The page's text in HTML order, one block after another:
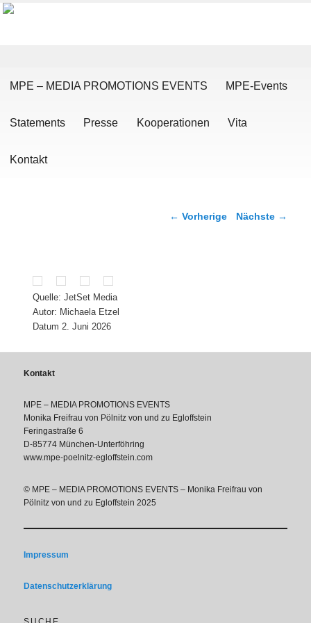
Zum Inhalt wechseln
Zum sekundären Inhalt wechseln
MPE – MEDIA PROMOTIONS EVENTS MPE-Events
Statements Presse Kooperationen Vita
Kontakt
Artikelnavigation
← Vorherige Nächste →
Quelle: JetSet Media
Autor: Michaela Etzel
Datum 2. Juni 2026
Kontakt
MPE – MEDIA PROMOTIONS EVENTS
Monika Freifrau von Pölnitz von und zu Egloffstein
Feringastraße 6
D-85774 München-Unterföhring
www.mpe-poelnitz-egloffstein.com
© MPE – MEDIA PROMOTIONS EVENTS – Monika Freifrau von
Pölnitz von und zu Egloffstein 2025
Impressum
Datenschutzerklärung